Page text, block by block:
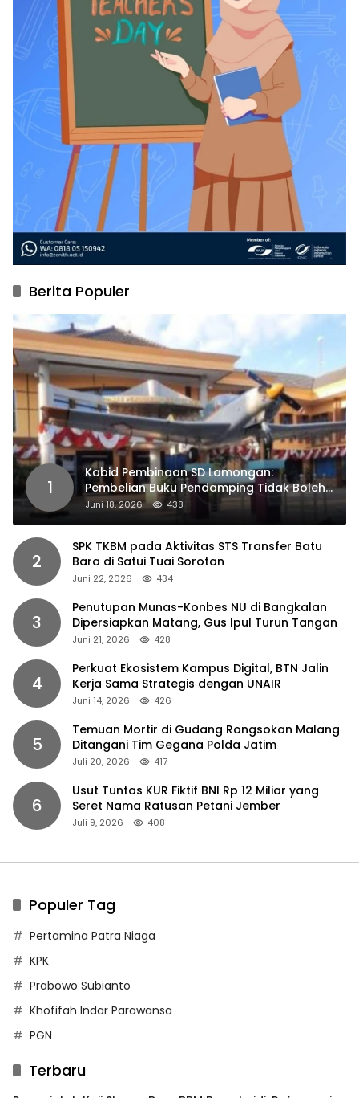
Berita Populer
1
Kabid Pembinaan SD Lamongan:
Pembelian Buku Pendamping Tidak Boleh
Dipaksakan
Juni 18, 2026 438
2
SPK TKBM pada Aktivitas STS Transfer Batu
Bara di Satui Tuai Sorotan
Juni 22, 2026 434
3
Penutupan Munas-Konbes NU di Bangkalan
Dipersiapkan Matang, Gus Ipul Turun Tangan
Juni 21, 2026 428
4
Perkuat Ekosistem Kampus Digital, BTN Jalin
Kerja Sama Strategis dengan UNAIR
Juni 14, 2026 426
5
Temuan Mortir di Gudang Rongsokan Malang
Ditangani Tim Gegana Polda Jatim
Juli 20, 2026 417
6
Usut Tuntas KUR Fiktif BNI Rp 12 Miliar yang
Seret Nama Ratusan Petani Jember
Juli 9, 2026 408
Populer Tag
Pertamina Patra Niaga
KPK
Prabowo Subianto
Khofifah Indar Parawansa
PGN
Terbaru